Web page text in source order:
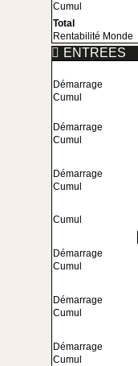
Cumul
Total
Rentabilité Monde
ENTREES
Démarrage
Cumul
Démarrage
Cumul
Démarrage
Cumul
Cumul
Démarrage
Cumul
Démarrage
Cumul
Démarrage
Cumul